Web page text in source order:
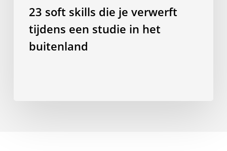
23 soft skills die je verwerft
tijdens een studie in het
buitenland